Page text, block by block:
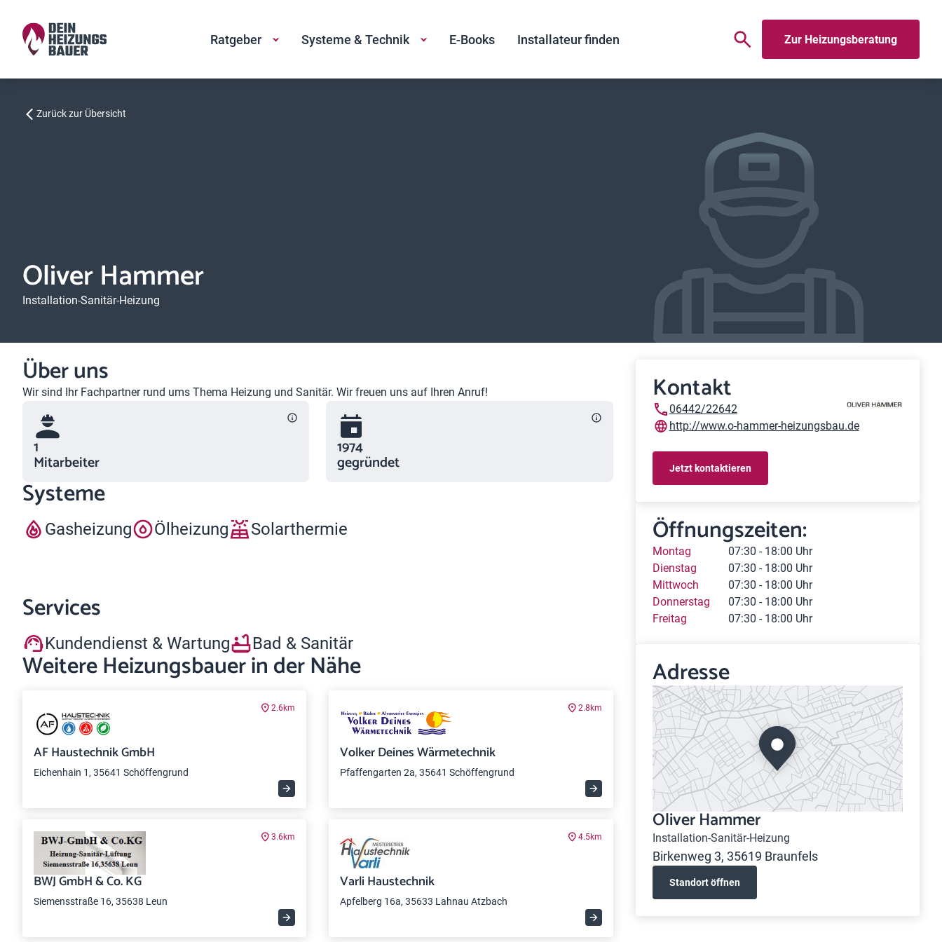
Ratgeber Systeme & Technik E-Books Installateur finden Zur Heizungsberatung
Zurück zur Übersicht
Oliver Hammer
Installation-Sanitär-Heizung
Über uns
Wir sind Ihr Fachpartner rund ums Thema Heizung und Sanitär. Wir freuen uns auf Ihren Anruf!
1
Mitarbeiter
1974
gegründet
Systeme
Gasheizung Ölheizung Solarthermie
Services
Kundendienst & Wartung Bad & Sanitär
Weitere Heizungsbauer in der Nähe
2.6km
AF Haustechnik GmbH
Eichenhain 1, 35641 Schöffengrund
2.8km
Volker Deines Wärmetechnik
Pfaffengarten 2a, 35641 Schöffengrund
3.6km
BWJ GmbH & Co. KG
Siemensstraße 16, 35638 Leun
4.5km
Varli Haustechnik
Apfelberg 16a, 35633 Lahnau Atzbach
Kontakt
06442/22642
http://www.o-hammer-heizungsbau.de
Jetzt kontaktieren
Öffnungszeiten:
Montag
07:30 - 18:00 Uhr
Dienstag
07:30 - 18:00 Uhr
Mittwoch
07:30 - 18:00 Uhr
Donnerstag
07:30 - 18:00 Uhr
Freitag
07:30 - 18:00 Uhr
Adresse
Oliver Hammer
Installation-Sanitär-Heizung
Birkenweg 3, 35619 Braunfels
Standort öffnen